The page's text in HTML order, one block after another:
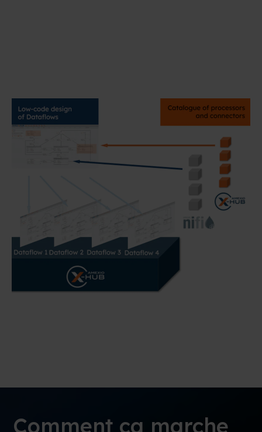
Comment ça marche